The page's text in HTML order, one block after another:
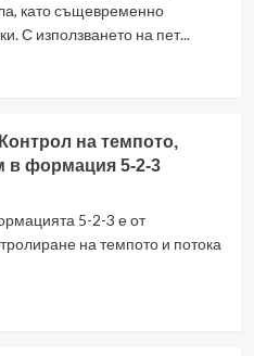
като същевременно
С използването на пет...
на темпото,
в формация 5-2-3
5-2-3 е от
на темпото и потока